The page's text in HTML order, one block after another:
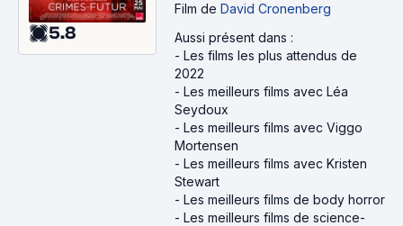
5.8
Film de David Cronenberg
Aussi présent dans :
- Les films les plus attendus de
2022
- Les meilleurs films avec Léa
Seydoux
- Les meilleurs films avec Viggo
Mortensen
- Les meilleurs films avec Kristen
Stewart
- Les meilleurs films de body horror
- Les meilleurs films de science-